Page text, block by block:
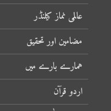
عالمی نماز کیلنڈر
مضامین اور تحقیق
ہمارے بارے میں
اردو قرآن